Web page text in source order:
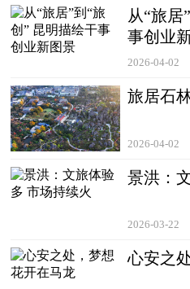
从“旅居
事创业
2026-04-02
旅居石
2026-04-02
景洪：
2026-03-22
心安之